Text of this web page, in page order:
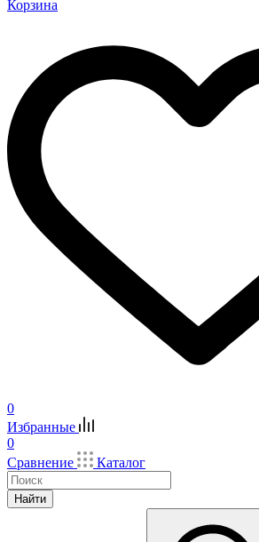
Корзина
0
Избранные
0
Сравнение
Каталог
Найти